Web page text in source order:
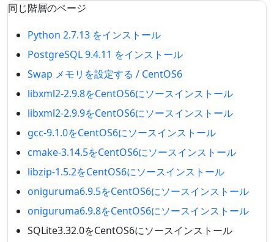
同じ階層のページ
Python 2.7.13 をインストール
PostgreSQL 9.4.11 をインストール
Swap メモリを設定する / CentOS6
libxml2-2.9.8をCentOS6にソースインストール
libxml2-2.9.9をCentOS6にソースインストール
gcc-9.1.0をCentOS6にソースインストール
cmake-3.14.5をCentOS6にソースインストール
libzip-1.5.2をCentOS6にソースインストール
oniguruma6.9.5をCentOS6にソースインストール
oniguruma6.9.8をCentOS6にソースインストール
SQLite3.32.0をCentOS6にソースインストール